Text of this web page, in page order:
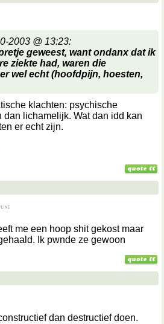
2003 @ 13:23:
geweest, want ondanx dat ik
ziekte had, waren die
wel echt (hoofdpijn, hoesten,
klachten: psychische
dan lichamelijk. Wat dan idd kan
er echt zijn.
me een hoop shit gekost maar
Ik pwnde ze gewoon
dan destructief doen.